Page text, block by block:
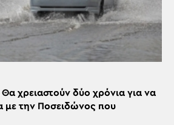
χρειαστούν δύο χρόνια για να
με την Ποσειδώνος που